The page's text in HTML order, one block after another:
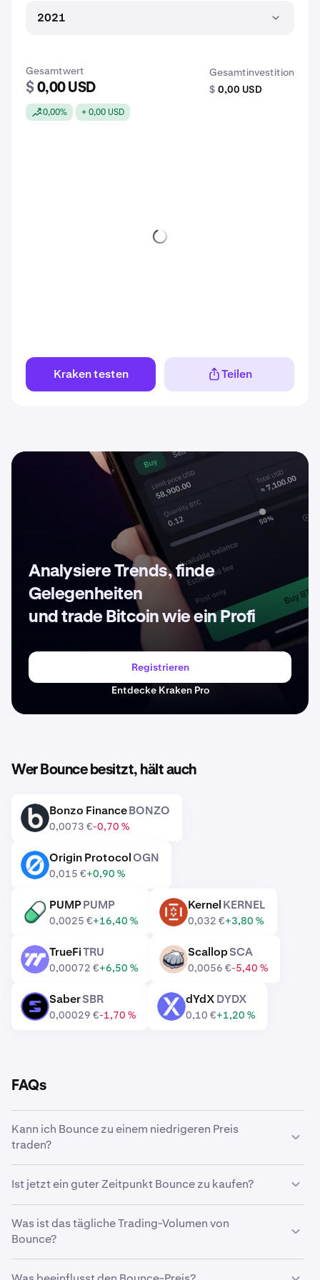
2021
Gesamtwert
$ 0,00 USD
0,00% + 0,00 USD
Gesamtinvestition
$ 0,00 USD
Kraken testen Teilen
Analysiere Trends, finde
Gelegenheiten
und trade Bitcoin wie ein Profi
Registrieren
Entdecke Kraken Pro
Wer Bounce besitzt, hält auch
BONZO Bonzo FinanceBONZO
0,0073 €-0,70 %
OGN Origin ProtocolOGN
0,015 €+0,90 %
PUMP PUMPPUMP
0,0025 €+16,40 %
KERNEL KernelKERNEL
0,032 €+3,80 %
TRU TrueFiTRU
0,00072 €+6,50 %
SCA ScallopSCA
0,0056 €-5,40 %
SBR SaberSBR
0,00029 €-1,70 %
DYDX dYdXDYDX
0,10 €+1,20 %
FAQs
Kann ich Bounce zu einem niedrigeren Preis
traden?
Bounce automatisch kaufen, wenn ein niedrigerer Preis
erreicht wird.
Ist jetzt ein guter Zeitpunkt Bounce zu kaufen?
Viele Trader entscheiden sich daher für eine
Dollar-Cost-
Averaging-Strategie
Käufen kannst du im Laufe der Zeit Bounce anhäufen,
unabhängig vom Marktpreis. So musst du dir keine
Was ist das tägliche Trading-Volumen von
Bounce?